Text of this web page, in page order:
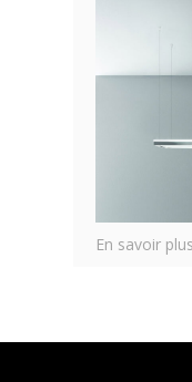
En savoir plus